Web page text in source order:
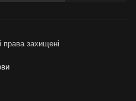
права захищені